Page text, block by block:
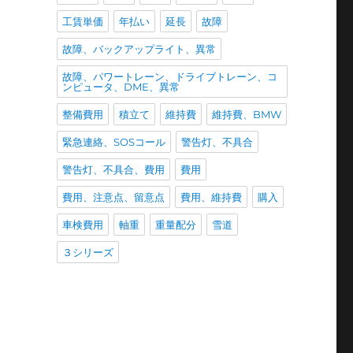
工賃単価 年払い 延長 故障
故障、バックアップライト、異常
故障、パワートレーン、ドライブトレーン、コ
ンピュータ、DME、異常
整備費用 積立て 維持費 維持費、BMW
緊急連絡、SOSコール 警告灯、不具合
警告灯、不具合、費用 費用
費用、注意点、留意点 費用、維持費 購入
車検費用 軸重 重量配分 雪道
３シリーズ